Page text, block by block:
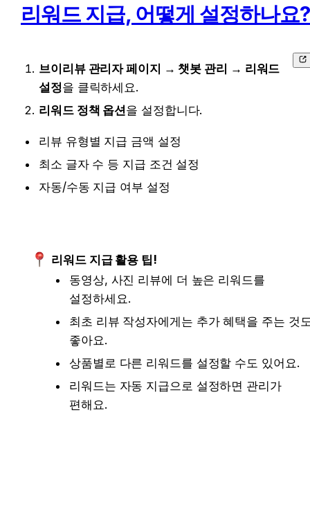
리워드 지급, 어떻게 설정하나요
브이리뷰 관리자 페이지 → 챗봇 관리 → 리워드
설정을 클릭하세요.
리워드 정책 옵션을 설정합니다.
리뷰 유형별 지급 금액 설정
최소 글자 수 등 지급 조건 설정
자동/수동 지급 여부 설정
리워드 지급 활용 팁!
동영상, 사진 리뷰에 더 높은 리워드를
설정하세요.
최초 리뷰 작성자에게는 추가 혜택을 주는 것
좋아요.
상품별로 다른 리워드를 설정할 수도 있어요.
리워드는 자동 지급으로 설정하면 관리가
편해요.